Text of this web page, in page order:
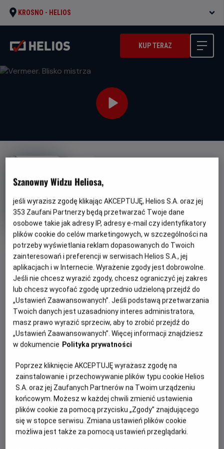
KROSNO - HELIOS
KUP TERAZ
OBSERWUJ
Vermeer. Blisko mistrza
wiek
Czas
trwania
79 min
Kraj
i
rok
produkcji
Dania (2023)
PREMIERA
12 maja 2023
REŻYSERIA
Suzane Raes
OBSADA
Jonathan Janson, Anna Krekeler, Abbie Vandivere
WIĘCEJ SZCZEGÓŁÓW
OPIS FILMU
Bohaterem tego fascynującego dokumentu jest człowiek,
który potrafił stworzyć wszechświat w rogu pokoju i jak
Johannes Vermeer, jeden z największych malarzy w historii.
Zgodnie z obietnicą w tytule, „Blisko mistrza" zdejmuje
słynne dzieła ze ścian, wyjmuje z ram i zabiera do
laboratorium, by ukazać nam w zbliżeniu oszałamiające
detale – na przykład „Dziewczyny z perłą" - i odsłonić
ukryte pod farbą warstwy. Twórcy pozwalają nam tez
Szanowny Widzu Heliosa,
jeśli wyrazisz zgodę klikając AKCEPTUJĘ, Helios S.A. oraz jej
353 Zaufani Partnerzy będą przetwarzać Twoje dane
osobowe takie jak adresy IP, adresy e-mail czy identyfikatory
plików cookie do celów marketingowych, w szczególności na
potrzeby wyświetlania reklam dopasowanych do Twoich
zainteresowań i preferencji w serwisach Helios S.A., jej
aplikacjach i w Internecie. Wyrażenie zgody jest dobrowolne.
Jeśli nie chcesz wyrazić zgody, chcesz ograniczyć jej zakres
lub chcesz wycofać zgodę uprzednio udzieloną przejdź do
„Ustawień Zaawansowanych”. Jeśli podstawą przetwarzania
Twoich danych jest uzasadniony interes administratora,
masz prawo wyrazić sprzeciw, aby to zrobić przejdź do
„Ustawień Zaawansowanych”. Więcej informacji znajdziesz
w dokumencie Polityka prywatności
Poprzez kliknięcie AKCEPTUJĘ wyrażasz zgodę na
zainstalowanie i przechowywanie plików typu cookie Helios
S.A. oraz jej Zaufanych Partnerów na Twoim urządzeniu
końcowym. Możesz w każdej chwili zmienić ustawienia
plików cookie za pomocą przycisku „Zgody” znajdującego
się w stopce serwisu. Zmiana ustawień plików cookie
możliwa jest także za pomocą ustawień przeglądarki.